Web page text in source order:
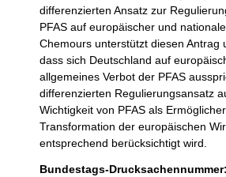
differenzierten Ansatz zur
PFAS auf europäischer und
Chemours unterstützt diesen Antrag
dass sich Deutschland auf
allgemeines Verbot der PFAS
differenzierten Regulierungsansatz
Wichtigkeit von PFAS als
Transformation der europäischen
entsprechend berücksichtigt wird.
Bundestags-Drucksachennummer: